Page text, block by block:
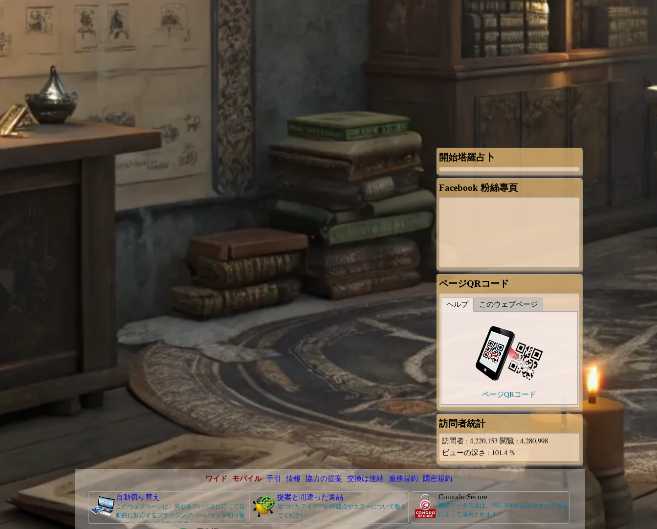
開始塔羅占卜
Facebook 粉絲專頁
ページQRコード
ヘルプ このウェブページ
ページQRコード
訪問者統計
訪問者: 4,220,153 閲覧: 4,280,998
ビューの深さ : 101.4 %
ワイド モバイル 手引 情報 協力の提案 交換は連結 服務規約 隠密規約
自動切り替え
このウェブページは、異なるデバイスに応じて自
動的に対応するブラウジングバージョンを切り替
え、より良いブラウジング体験を提供します。
提案と間違った返品
見つけたアイデアや問題点やエラーについて教え
てください
Comodo Secure
機密データ伝送は、SSL-2048の認証された暗号化
によって採用されます。